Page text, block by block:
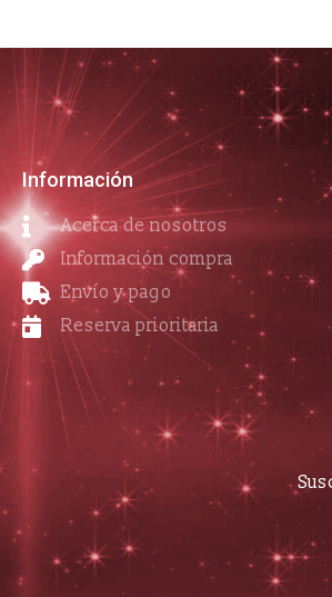
Información
Acerca de nosotros
Información compra
Envío y pago
Reserva prioritaria